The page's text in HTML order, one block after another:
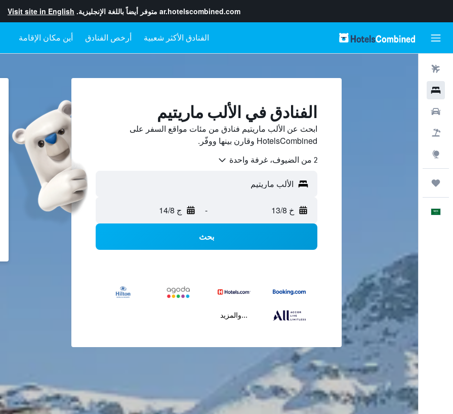
ar.hotelscombined.com متوفر أيضاً باللغة الإنجليزية. Visit site in English
أرخص الفنادق أين مكان الإقامة
الفنادق في الألب ماريتيم
ابحث عن الألب ماريتيم فنادق من مئات مواقع السفر على
HotelsCombined وقارن بينها ووفّر.
2 من الضيوف، غرفة واحدة
خ 13/8 - ج 14/8
بحث
...والمزيد